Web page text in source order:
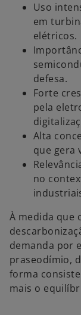
Uso
em
elétricos.
defesa.
Forte
pela
Alta
que gera
no
À medida que
demanda por
praseodímio,
forma
mais o